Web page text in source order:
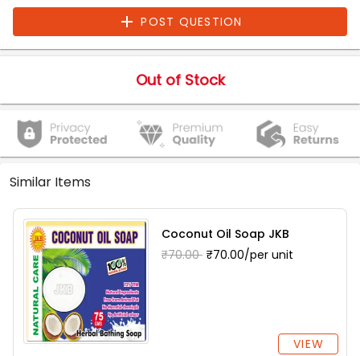
POST QUESTION
Out of Stock
Similar Items
Coconut Oil Soap JKB
₹70.00 ₹70.00/per unit
VIEW